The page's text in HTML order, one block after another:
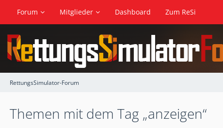
Forum Mitglieder Dashboard Zum ReSi
RettungsSimulator-Forum
Themen mit dem Tag „anzeigen“